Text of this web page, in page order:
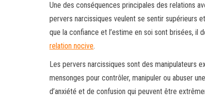
Une des conséquences principales des relations
pervers narcissiques veulent se sentir supérieurs
que la confiance et l’estime en soi sont brisées,
relation nocive.
Les pervers narcissiques sont des manipulateurs
mensonges pour contrôler, manipuler ou abuser
d’anxiété et de confusion qui peuvent être